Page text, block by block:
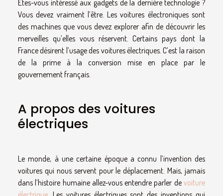
Êtes-vous intéressé aux gadgets de la dernière technologie ?
Vous devez vraiment l’être. Les voitures électroniques sont
des machines que vous devez explorer afin de découvrir les
merveilles qu’elles vous réservent. Certains pays dont la
France désirent l’usage des voitures électriques. C’est la raison
de la prime à la conversion mise en place par le
gouvernement français.
A propos des voitures
électriques
Le monde, à une certaine époque a connu l’invention des
voitures qui nous servent pour le déplacement. Mais, jamais
dans l’histoire humaine allez-vous entendre parler de voiture